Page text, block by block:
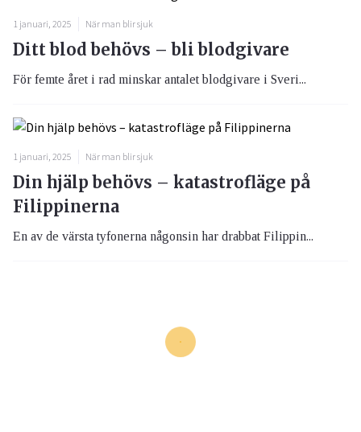
1 januari, 2025 När man blir sjuk
Ditt blod behövs – bli blodgivare
För femte året i rad minskar antalet blodgivare i Sveri...
1 januari, 2025 När man blir sjuk
Din hjälp behövs – katastrofläge på
Filippinerna
En av de värsta tyfonerna någonsin har drabbat Filippin...